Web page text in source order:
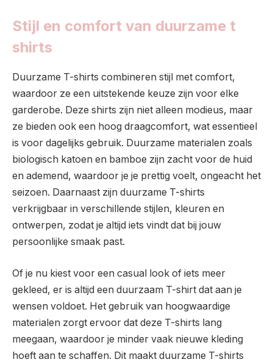
Stijl en comfort van duurzame t
shirts
Duurzame T-shirts combineren stijl met comfort,
waardoor ze een uitstekende keuze zijn voor elke
garderobe. Deze shirts zijn niet alleen modieus, maar
ze bieden ook een hoog draagcomfort, wat essentieel
is voor dagelijks gebruik. Duurzame materialen zoals
biologisch katoen en bamboe zijn zacht voor de huid
en ademend, waardoor je je prettig voelt, ongeacht het
seizoen. Daarnaast zijn duurzame T-shirts
verkrijgbaar in verschillende stijlen, kleuren en
ontwerpen, zodat je altijd iets vindt dat bij jouw
persoonlijke smaak past.
Of je nu kiest voor een casual look of iets meer
gekleed, er is altijd een duurzaam T-shirt dat aan je
wensen voldoet. Het gebruik van hoogwaardige
materialen zorgt ervoor dat deze T-shirts lang
meegaan, waardoor je minder vaak nieuwe kleding
hoeft aan te schaffen. Dit maakt duurzame T-shirts